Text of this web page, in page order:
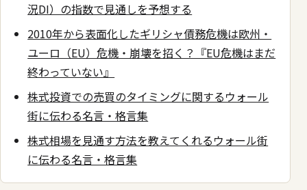
況DI）の指数で見通しを予想する
2010年から表面化したギリシャ債務危機は欧州・
ユーロ（EU）危機・崩壊を招く？『EU危機はまだ
終わっていない』
株式投資での売買のタイミングに関するウォール
街に伝わる名言・格言集
株式相場を見通す方法を教えてくれるウォール街
に伝わる名言・格言集